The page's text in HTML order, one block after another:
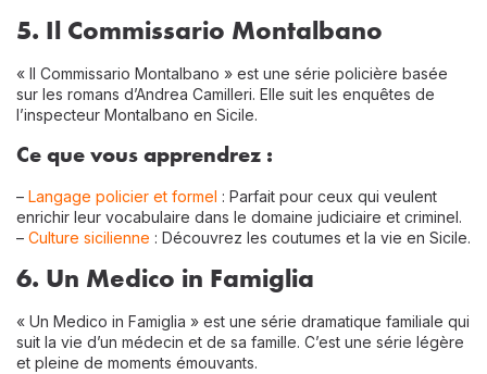
5. Il Commissario Montalbano
« Il Commissario Montalbano » est une série policière basée
sur les romans d’Andrea Camilleri. Elle suit les enquêtes de
l’inspecteur Montalbano en Sicile.
Ce que vous apprendrez :
– Langage policier et formel : Parfait pour ceux qui veulent
enrichir leur vocabulaire dans le domaine judiciaire et criminel.
– Culture sicilienne : Découvrez les coutumes et la vie en Sicile.
6. Un Medico in Famiglia
« Un Medico in Famiglia » est une série dramatique familiale qui
suit la vie d’un médecin et de sa famille. C’est une série légère
et pleine de moments émouvants.